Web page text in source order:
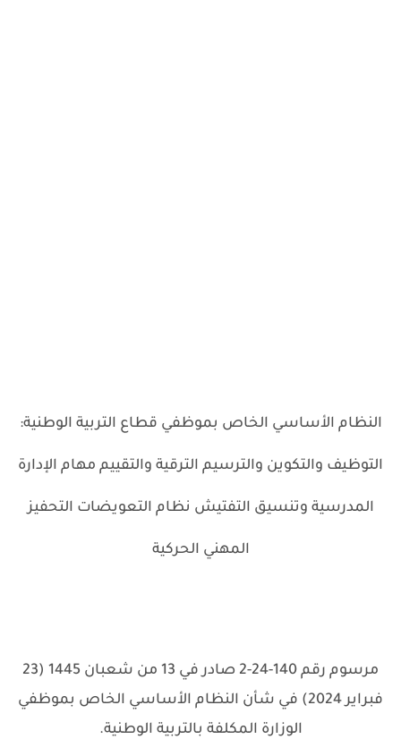
النظام الأساسي الخاص بموظفي قطاع التربية الوطنية:
التوظيف والتكوين والترسيم الترقية والتقييم مهام الإدارة
المدرسية وتنسيق التفتيش نظام التعويضات التحفيز
المهني الحركية
مرسوم رقم 140-24-2 صادر في 13 من شعبان 1445 (23
فبراير 2024) في شأن النظام الأساسي الخاص بموظفي
الوزارة المكلفة بالتربية الوطنية.